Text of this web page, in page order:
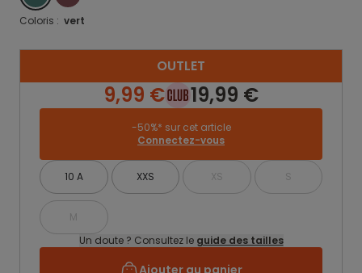
Coloris : vert
OUTLET
9,99 € 19,99 €
-50%* sur cet article
Connectez-vous
10 A XXS XS S
M
Un doute ? Consultez le guide des tailles
Ajouter au panier